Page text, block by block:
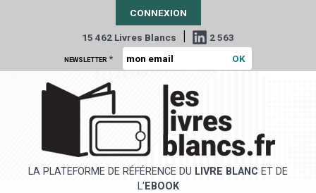
CONNEXION
15 462 Livres Blancs | 2 563
NEWSLETTER *
LA PLATEFORME DE RÉFÉRENCE DU LIVRE BLANC ET DE
L' EBOOK